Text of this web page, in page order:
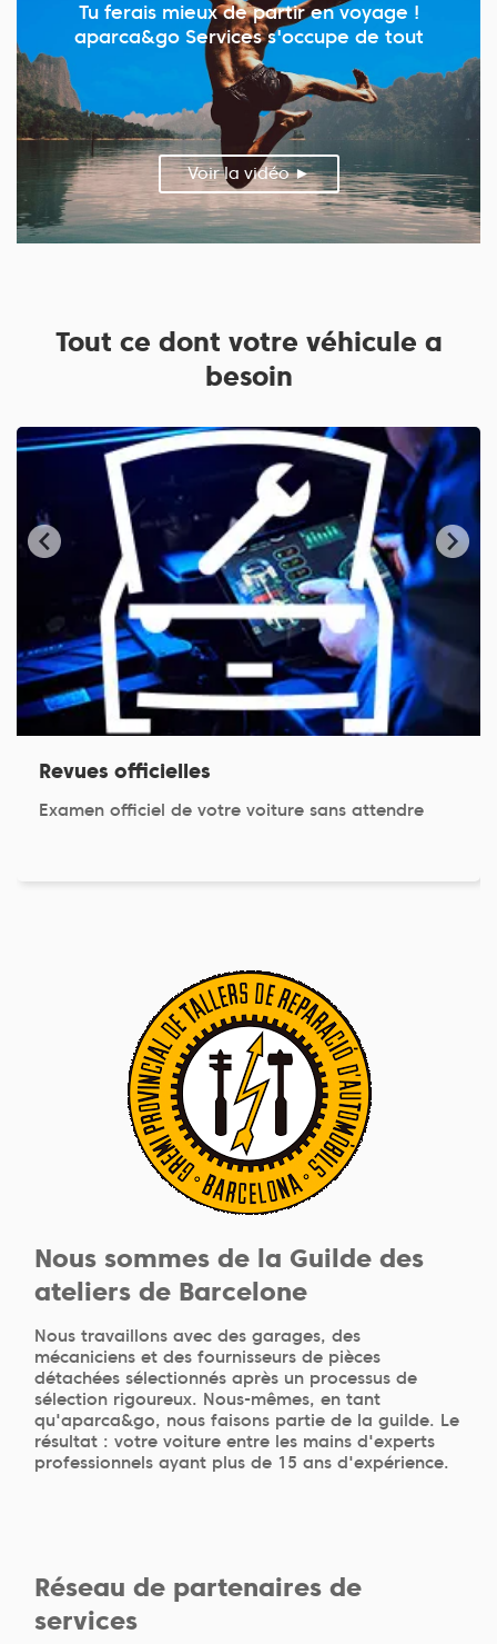
Tu ferais mieux de partir en voyage !
aparca&go Services s'occupe de tout
Voir la vidéo ►
Tout ce dont votre véhicule a
besoin
Revues officielles
Examen officiel de votre voiture sans attendre
Nous sommes de la Guilde des
ateliers de Barcelone
Nous travaillons avec des garages, des
mécaniciens et des fournisseurs de pièces
détachées sélectionnés après un processus de
sélection rigoureux. Nous-mêmes, en tant
qu'aparca&go, nous faisons partie de la guilde. Le
résultat : votre voiture entre les mains d'experts
professionnels ayant plus de 15 ans d'expérience.
Réseau de partenaires de
services